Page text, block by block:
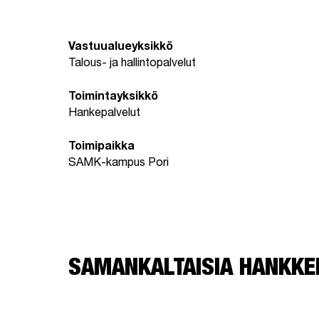
Vastuualueyksikkö
Talous- ja hallintopalvelut
Toimintayksikkö
Hankepalvelut
Toimipaikka
SAMK-kampus Pori
SAMANKALTAISIA